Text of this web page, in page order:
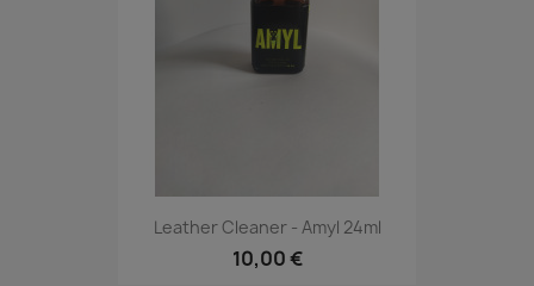
Leather Cleaner - Amyl 24ml
10,00 €